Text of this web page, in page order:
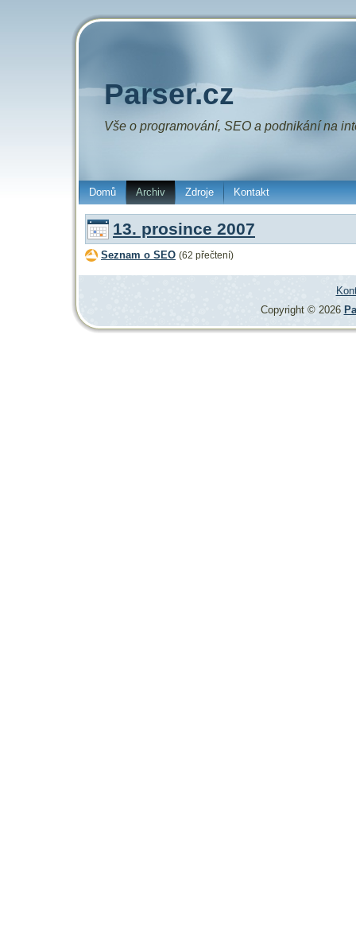
Parser.cz
Vše o programování, SEO a podnikánína
Domů Archiv Zdroje Kontakt
13. prosince 2007
Seznam o SEO (62 přečtení)
Copyright © 2026